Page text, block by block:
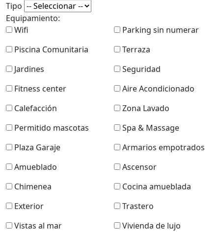
Tipo
Equipamiento:
Wifi
Parking sin numerar
Piscina Comunitaria
Terraza
Jardines
Seguridad
Fitness center
Aire Acondicionado
Calefacción
Zona Lavado
Permitido mascotas
Spa & Massage
Plaza Garaje
Armarios empotrados
Amueblado
Ascensor
Chimenea
Cocina amueblada
Exterior
Trastero
Vistas al mar
Vivienda de lujo